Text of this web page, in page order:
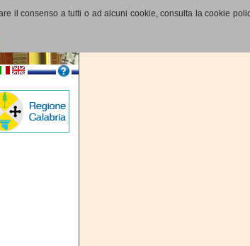
il consenso a tutti o ad alcuni cookie, consulta la cookie